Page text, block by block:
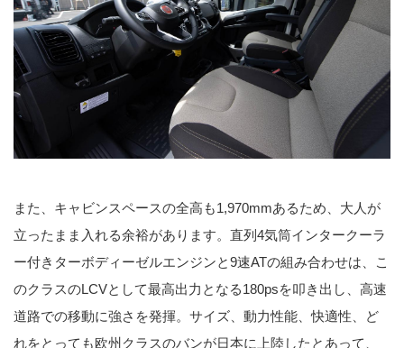
また、キャビンスペースの全高も1,970mmあるため、大人が
立ったまま入れる余裕があります。直列4気筒インタークーラ
ー付きターボディーゼルエンジンと9速ATの組み合わせは、こ
のクラスのLCVとして最高出力となる180psを叩き出し、高速
道路での移動に強さを発揮。サイズ、動力性能、快適性、ど
れをとっても欧州クラスのバンが日本に上陸したとあって、